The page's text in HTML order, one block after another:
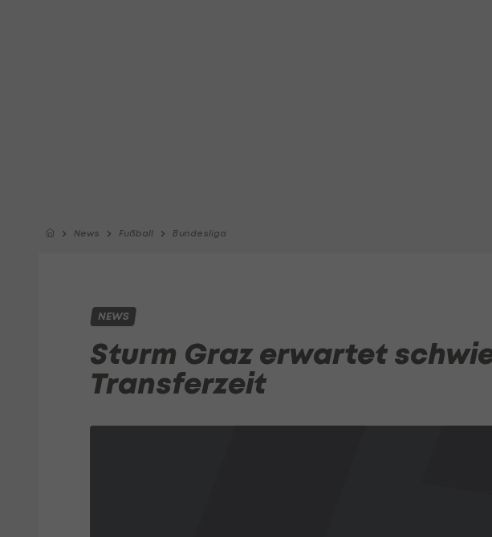
News Fußball Bundesliga
NEWS
Sturm Graz erwartet
Transferzeit